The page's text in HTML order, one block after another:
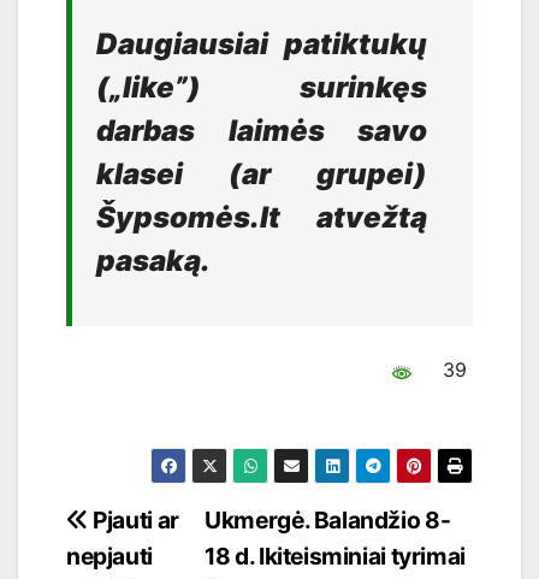
Daugiausiai patiktukų
(„like”) surinkęs
darbas laimės savo
klasei (ar grupei)
Šypsomės.lt atvežtą
pasaką.
39
Navigacija
tarp
Ukmergė. Balandžio 8-
18 d. Ikiteisminiai tyrimai
Pjauti ar
nepjauti